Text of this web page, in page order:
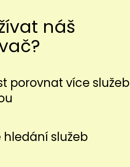
náš
porovnat více služeb
hledání služeb